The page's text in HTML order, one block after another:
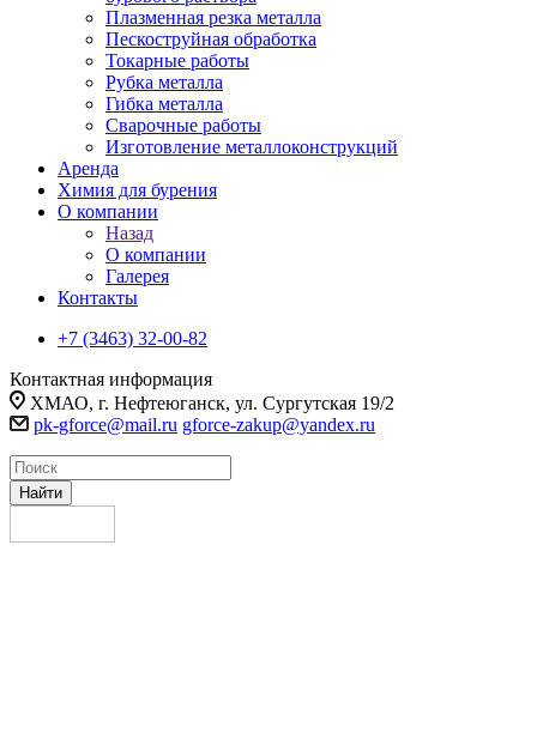
Плазменная резка металла
Пескоструйная обработка
Токарные работы
Рубка металла
Гибка металла
Сварочные работы
Изготовление металлоконструкций
Аренда
Химия для бурения
О компании
Назад
О компании
Галерея
Контакты
+7 (3463) 32-00-82
Контактная информация
ХМАО, г. Нефтеюганск, ул. Сургутская 19/2
pk-gforce@mail.ru gforce-zakup@yandex.ru
Найти